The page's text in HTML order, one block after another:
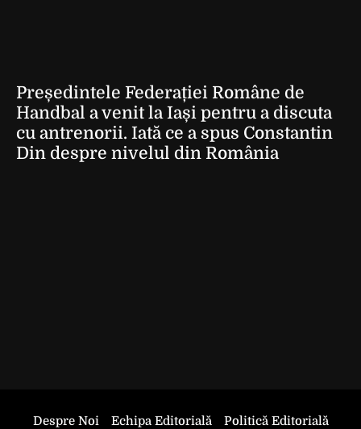
Președintele Federației Române de
Handbal a venit la Iași pentru a discuta
cu antrenorii. Iată ce a spus Constantin
Din despre nivelul din România
Despre Noi Echipa Editorială
Politică Editorială